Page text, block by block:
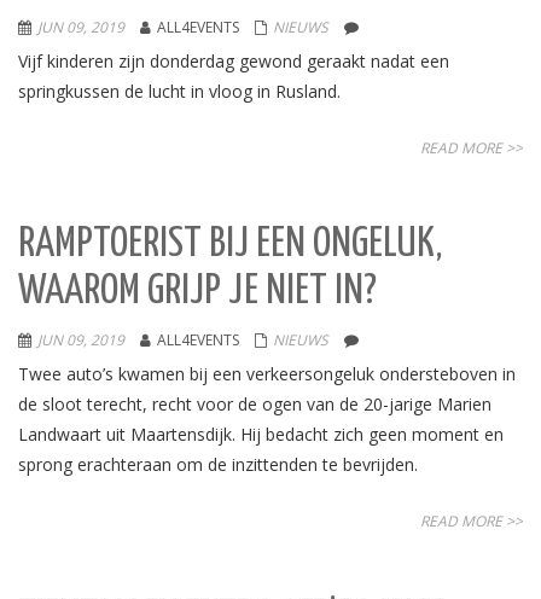
JUN 09, 2019 ALL4EVENTS NIEUWS
Vijf kinderen zijn donderdag gewond geraakt nadat een
springkussen de lucht in vloog in Rusland.
READ MORE >>
RAMPTOERIST BIJ EEN ONGELUK,
WAAROM GRIJP JE NIET IN?
JUN 09, 2019 ALL4EVENTS NIEUWS
Twee auto’s kwamen bij een verkeersongeluk ondersteboven in
de sloot terecht, recht voor de ogen van de 20-jarige Marien
Landwaart uit Maartensdijk. Hij bedacht zich geen moment en
sprong erachteraan om de inzittenden te bevrijden.
READ MORE >>